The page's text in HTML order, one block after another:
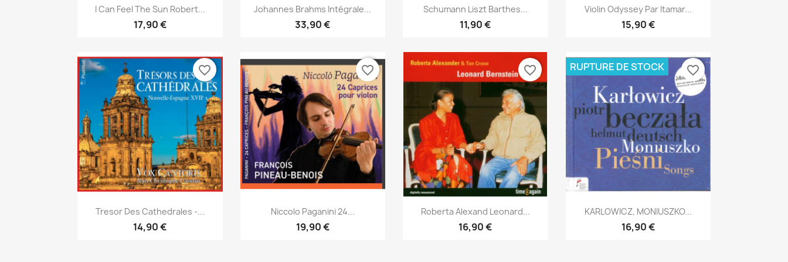
Aperçu rapide
I Can Feel The Sun Robert...
17,90 €
Aperçu rapide
Johannes Brahms Intégrale...
33,90 €
Aperçu rapide
Schumann Liszt Barthes...
11,90 €
Aperçu rapide
Violin Odyssey Par Itamar...
15,90 €
Aperçu rapide
Tresor Des Cathedrales -...
14,90 €
favorite_border
Aperçu rapide
Niccolo Paganini 24...
19,90 €
favorite_border
Aperçu rapide
Roberta Alexand Leonard...
16,90 €
favorite_border
Aperçu rapide
KARLOWICZ, MONIUSZKO...
16,90 €
RUPTURE DE STOCK favorite_border